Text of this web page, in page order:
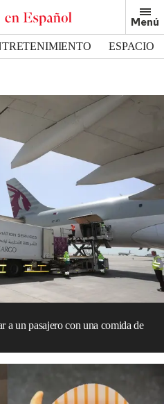
Menú
ESPACIO
a un pasajero con una comida de